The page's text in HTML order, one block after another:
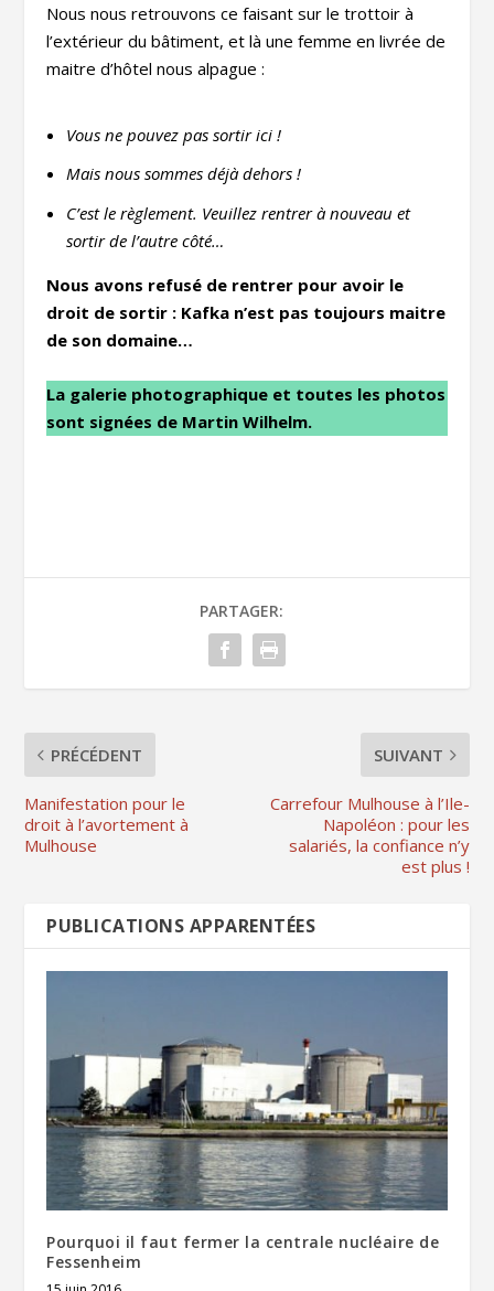
Nous nous retrouvons ce faisant sur le trottoir à
l’extérieur du bâtiment, et là une femme en livrée de
maitre d’hôtel nous alpague :
Vous ne pouvez pas sortir ici !
Mais nous sommes déjà dehors !
C’est le règlement. Veuillez rentrer à nouveau et
sortir de l’autre côté…
Nous avons refusé de rentrer pour avoir le
droit de sortir : Kafka n’est pas toujours maitre
de son domaine…
La galerie photographique et toutes les photos
sont signées de Martin Wilhelm.
PARTAGER:
PRÉCÉDENT
Manifestation pour le
droit à l’avortement à
Mulhouse
SUIVANT
Carrefour Mulhouse à l’Ile-
Napoléon : pour les
salariés, la confiance n’y
est plus !
PUBLICATIONS APPARENTÉES
Pourquoi il faut fermer la centrale nucléaire de
Fessenheim